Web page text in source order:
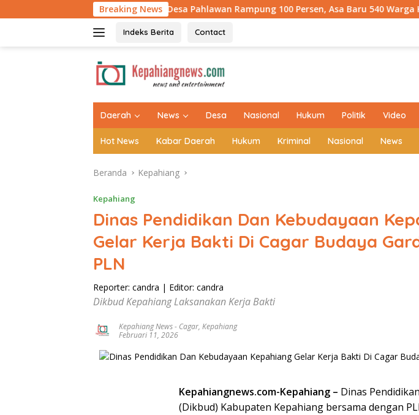
ke
Breaking News
Jembatan Armco Desa Pahlawan Rampung 100 Persen, Asa Baru 540 Warga Kini Jadi
Indeks Berita Contact
Daerah News Desa Nasional Hukum Politik Video
Hot News Kabar Daerah Hukum Kriminal Nasional News
Beranda Kepahiang
Kepahiang
Dinas Pendidikan Dan Kebudayaan
Gelar Kerja Bakti Di Cagar Budaya
PLN
Reporter: candra | Editor: candra
Dikbud Kepahiang Laksanakan Kerja Bakti
Kepahiang News- Cagar, Kepahiang
Februari 11, 2026
Kepahiangnews.com-Kepahiang – Dinas
(Dikbud) Kabupaten Kepahiang bersama dengan